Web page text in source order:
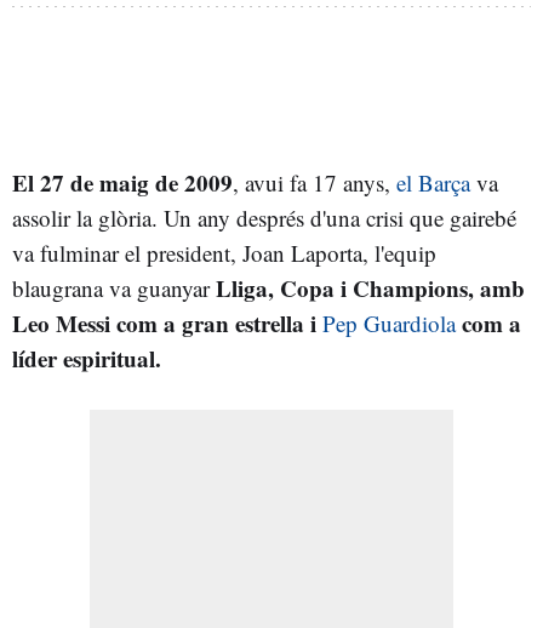
El 27 de maig de 2009, avui fa 17 anys, el Barçava
assolir la glòria. Un any després d'una crisi que gairebé
va fulminar el president, Joan Laporta, l'equip
blaugrana va guanyarLliga, Copa i Champions, amb
Leo Messi com a gran estrella i Pep Guardiolacom a
líder espiritual.